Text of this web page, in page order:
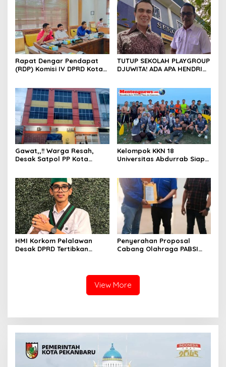
Rapat Dengar Pendapat
(RDP) Komisi IV DPRD Kota
TUTUP SEKOLAH PLAYGROUP
DJUWITA! ADA APA HENDRI
Gawat,,!! Warga Resah,
Desak Satpol PP Kota
Ajang “Kumpul Kebo”.
Kelompok KKN 18
Universitas Abdurrab Siap
Masyarakat Desa Pulau
Deras
HMI Korkom Pelalawan
Desak DPRD Tertibkan
Penyerahan Proposal
Cabang Olahraga PABSI
View More